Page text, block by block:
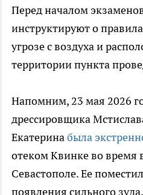
Перед началом
инструктируют о
угрозе с воздуха и
территории пункта
Напомним, 23 мая 2026
дрессировщика
Екатеринабыла
отеком Квинке во время
Севастополе. Ее
появления сильного